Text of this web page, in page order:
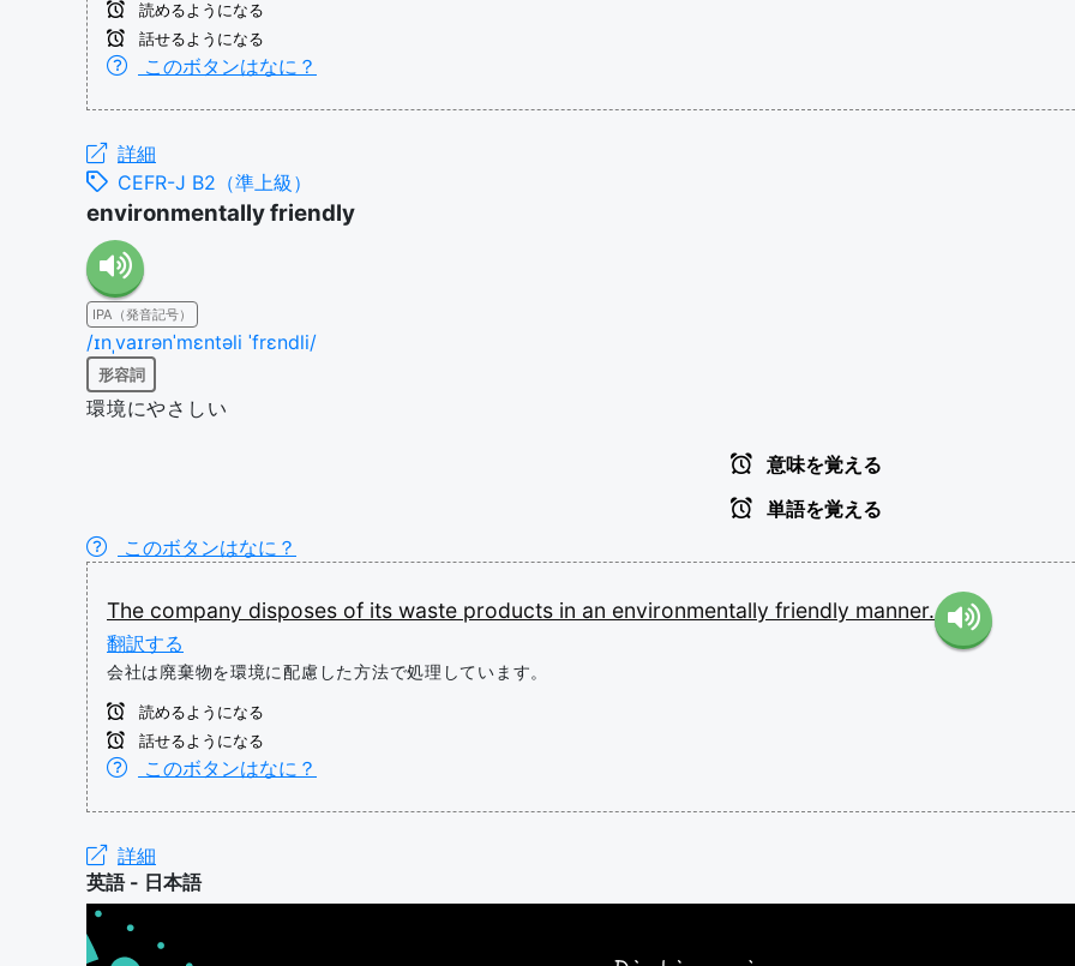
読めるようになる
話せるようになる
このボタンはなに？
詳細
CEFR-J B2（準上級）
environmentally friendly
IPA（発音記号）
/ɪnˌvaɪrənˈmɛntəli ˈfrɛndli/
形容詞
環境にやさしい
意味を覚える
単語を覚える
このボタンはなに？
The company disposes of its waste products in an environmentally friendly manner.
翻訳する
会社は廃棄物を環境に配慮した方法で処理しています。
読めるようになる
話せるようになる
このボタンはなに？
詳細
英語 - 日本語